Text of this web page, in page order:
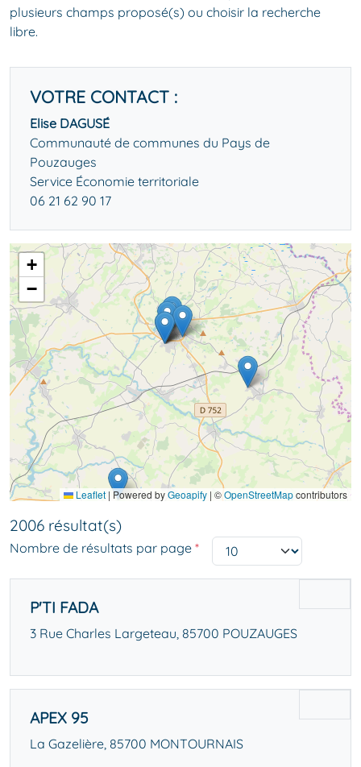
plusieurs champs proposé(s) ou choisir la recherche
libre.
VOTRE CONTACT :
Elise DAGUSÉ
Communauté de communes du Pays de
Pouzauges
Service Économie territoriale
06 21 62 90 17
+
−
Leaflet | Powered byGeoapify | ©OpenStreetMapcontributors
2006 résultat(s)
Nombre de résultats par page *
P'TI FADA
3 Rue Charles Largeteau, 85700 POUZAUGES
APEX 95
La Gazelière, 85700 MONTOURNAIS